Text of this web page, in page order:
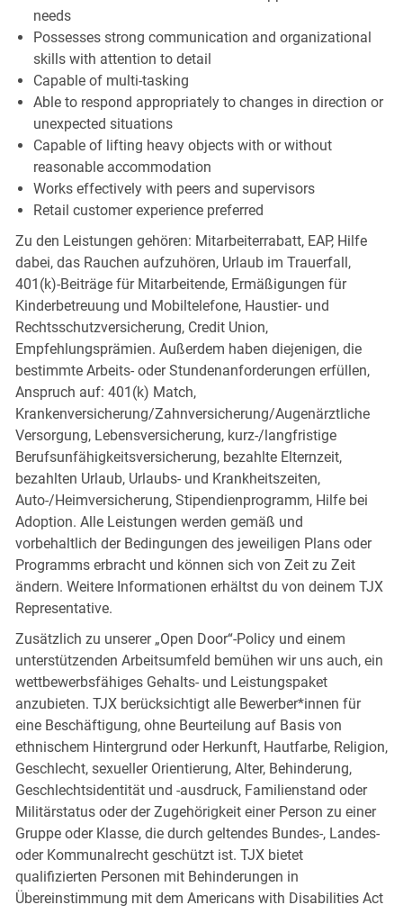
needs
Possesses strong communication and organizational
skills with attention to detail
Capable of multi-tasking
Able to respond appropriately to changes in direction or
unexpected situations
Capable of lifting heavy objects with or without
reasonable accommodation
Works effectively with peers and supervisors
Retail customer experience preferred
Zu den Leistungen gehören: Mitarbeiterrabatt, EAP, Hilfe
dabei, das Rauchen aufzuhören, Urlaub im Trauerfall,
401(k)-Beiträge für Mitarbeitende, Ermäßigungen für
Kinderbetreuung und Mobiltelefone, Haustier- und
Rechtsschutzversicherung, Credit Union,
Empfehlungsprämien. Außerdem haben diejenigen, die
bestimmte Arbeits- oder Stundenanforderungen erfüllen,
Anspruch auf: 401(k) Match,
Krankenversicherung/Zahnversicherung/Augenärztliche
Versorgung, Lebensversicherung, kurz-/langfristige
Berufsunfähigkeitsversicherung, bezahlte Elternzeit,
bezahlten Urlaub, Urlaubs- und Krankheitszeiten,
Auto-/Heimversicherung, Stipendienprogramm, Hilfe bei
Adoption. Alle Leistungen werden gemäß und
vorbehaltlich der Bedingungen des jeweiligen Plans oder
Programms erbracht und können sich von Zeit zu Zeit
ändern. Weitere Informationen erhältst du von deinem TJX
Representative.
Zusätzlich zu unserer „Open Door“-Policy und einem
unterstützenden Arbeitsumfeld bemühen wir uns auch, ein
wettbewerbsfähiges Gehalts- und Leistungspaket
anzubieten. TJX berücksichtigt alle Bewerber*innen für
eine Beschäftigung, ohne Beurteilung auf Basis von
ethnischem Hintergrund oder Herkunft, Hautfarbe, Religion,
Geschlecht, sexueller Orientierung, Alter, Behinderung,
Geschlechtsidentität und -ausdruck, Familienstand oder
Militärstatus oder der Zugehörigkeit einer Person zu einer
Gruppe oder Klasse, die durch geltendes Bundes-, Landes-
oder Kommunalrecht geschützt ist. TJX bietet
qualifizierten Personen mit Behinderungen in
Übereinstimmung mit dem Americans with Disabilities Act